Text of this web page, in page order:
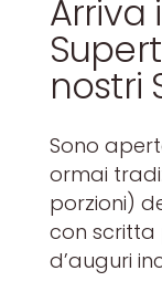
Arriva
nostri
Sono
ormai
porzioni)
con scritta
d’auguri